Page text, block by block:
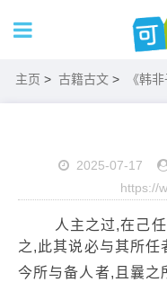
主页 > 古籍古文 > 《韩非
2025-07-17
https://
人主之过,在己任
之,此其说必与其所任
今所与备人者,且曩之